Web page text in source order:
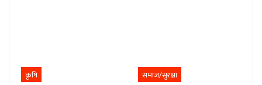
कृषि समाज/सुरक्षा